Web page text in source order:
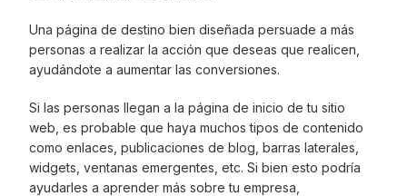
Una página de destino bien diseñada persuade a más
personas a realizar la acción que deseas que realicen,
ayudándote a aumentar las conversiones.
Si las personas llegan a la página de inicio de tu sitio
web, es probable que haya muchos tipos de contenido
como enlaces, publicaciones de blog, barras laterales,
widgets, ventanas emergentes, etc. Si bien esto podría
ayudarles a aprender más sobre tu empresa,